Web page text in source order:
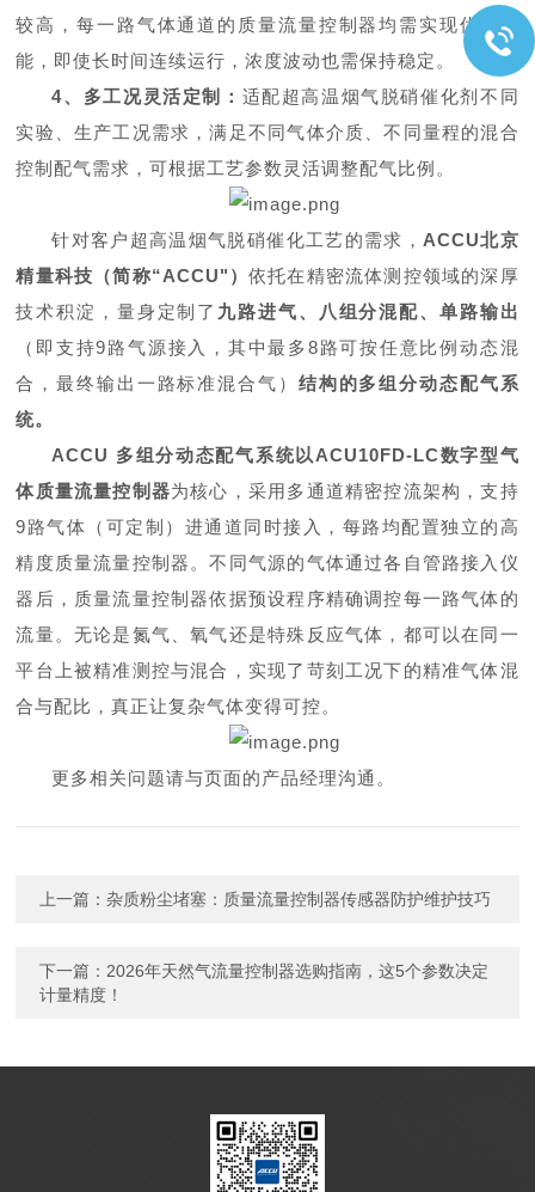
较高，每一路气体通道的质量流量控制器均需实现优异性
能，即使长时间连续运行，浓度波动也需保持稳定。
4、多工况灵活定制： 适配超高温烟气脱硝催化剂不同
实验、生产工况需求，满足不同气体介质、不同量程的混合
控制配气需求，可根据工艺参数灵活调整配气比例。
针对客户超高温烟气脱硝催化工艺的需求， ACCU北京
精量科技（简称“ACCU"）依托在精密流体测控领域的深厚
技术积淀，量身定制了 九路进气、八组分混配、单路输出
（即支持9路气源接入，其中最多8路可按任意比例动态混
合，最终输出一路标准混合气） 结构的多组分动态配气系
统。
ACCU 多组分动态配气系统以 ACU10FD-LC数字型气
体质量流量控制器为核心，采用多通道精密控流架构，支持
9路气体（可定制）进通道同时接入，每路均配置独立的高
精度质量流量控制器。不同气源的气体通过各自管路接入仪
器后，质量流量控制器依据预设程序精确调控每一路气体的
流量。无论是氮气、氧气还是特殊反应气体，都可以在同一
平台上被精准测控与混合，实现了苛刻工况下的精准气体混
合与配比，真正让复杂气体变得可控。
更多相关问题请与页面的产品经理沟通。
上一篇：杂质粉尘堵塞：质量流量控制器传感器防护维护技巧
下一篇： 2026年天然气流量控制器选购指南，这5个参数决定
计量精度！